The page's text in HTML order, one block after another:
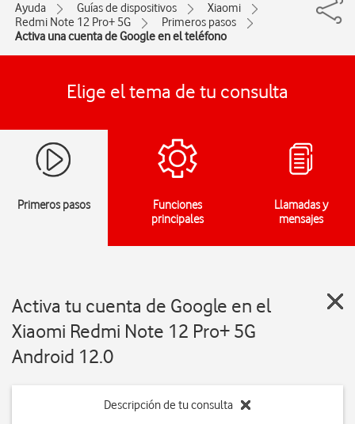
Ayuda Guías de dispositivos
Xiaomi
Redmi Note 12 Pro+ 5G
Primeros pasos
Activa una cuenta de Google en el teléfono
Elige el tema de tu consulta
Primeros pasos
Funciones
principales
Llamadas y
mensajes
Activa tu cuenta de Google en el
Xiaomi Redmi Note 12 Pro+ 5G
Android 12.0
Descripción de tu consulta